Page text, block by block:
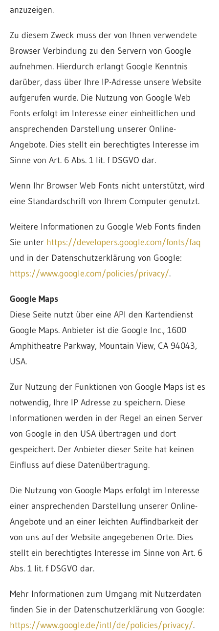
anzuzeigen.
Zu diesem Zweck muss der von Ihnen verwendete
Browser Verbindung zu den Servern von Google
aufnehmen. Hierdurch erlangt Google Kenntnis
darüber, dass über Ihre IP-Adresse unsere Website
aufgerufen wurde. Die Nutzung von Google Web
Fonts erfolgt im Interesse einer einheitlichen und
ansprechenden Darstellung unserer Online-
Angebote. Dies stellt ein berechtigtes Interesse im
Sinne von Art. 6 Abs. 1 lit. f DSGVO dar.
Wenn Ihr Browser Web Fonts nicht unterstützt, wird
eine Standardschrift von Ihrem Computer genutzt.
Weitere Informationen zu Google Web Fonts finden
Sie unter https://developers.google.com/fonts/faq
und in der Datenschutzerklärung von Google:
https://www.google.com/policies/privacy/.
Google Maps
Diese Seite nutzt über eine API den Kartendienst
Google Maps. Anbieter ist die Google Inc., 1600
Amphitheatre Parkway, Mountain View, CA 94043,
USA.
Zur Nutzung der Funktionen von Google Maps ist es
notwendig, Ihre IP Adresse zu speichern. Diese
Informationen werden in der Regel an einen Server
von Google in den USA übertragen und dort
gespeichert. Der Anbieter dieser Seite hat keinen
Einfluss auf diese Datenübertragung.
Die Nutzung von Google Maps erfolgt im Interesse
einer ansprechenden Darstellung unserer Online-
Angebote und an einer leichten Auffindbarkeit der
von uns auf der Website angegebenen Orte. Dies
stellt ein berechtigtes Interesse im Sinne von Art. 6
Abs. 1 lit. f DSGVO dar.
Mehr Informationen zum Umgang mit Nutzerdaten
finden Sie in der Datenschutzerklärung von Google:
https://www.google.de/intl/de/policies/privacy/.